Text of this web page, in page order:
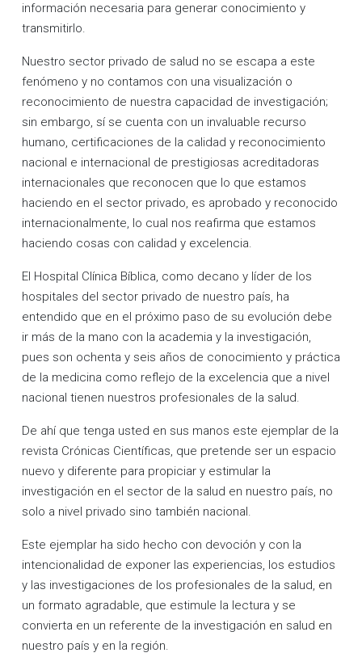
información necesaria para generar conocimiento y
transmitirlo.
Nuestro sector privado de salud no se escapa a este
fenómeno y no contamos con una visualización o
reconocimiento de nuestra capacidad de investigación;
sin embargo, sí se cuenta con un invaluable recurso
humano, certificaciones de la calidad y reconocimiento
nacional e internacional de prestigiosas acreditadoras
internacionales que reconocen que lo que estamos
haciendo en el sector privado, es aprobado y reconocido
internacionalmente, lo cual nos reafirma que estamos
haciendo cosas con calidad y excelencia.
El Hospital Clínica Bíblica, como decano y líder de los
hospitales del sector privado de nuestro país, ha
entendido que en el próximo paso de su evolución debe
ir más de la mano con la academia y la investigación,
pues son ochenta y seis años de conocimiento y práctica
de la medicina como reflejo de la excelencia que a nivel
nacional tienen nuestros profesionales de la salud.
De ahí que tenga usted en sus manos este ejemplar de la
revista Crónicas Científicas, que pretende ser un espacio
nuevo y diferente para propiciar y estimular la
investigación en el sector de la salud en nuestro país, no
solo a nivel privado sino también nacional.
Este ejemplar ha sido hecho con devoción y con la
intencionalidad de exponer las experiencias, los estudios
y las investigaciones de los profesionales de la salud, en
un formato agradable, que estimule la lectura y se
convierta en un referente de la investigación en salud en
nuestro país y en la región.